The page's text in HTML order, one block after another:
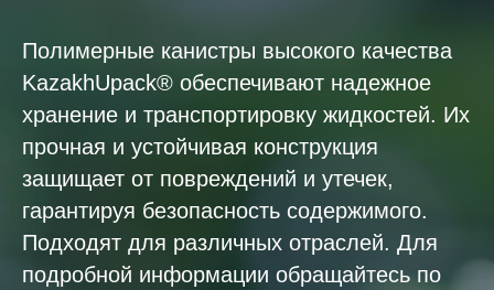
Полимерные канистры высокого качества
KazakhUpack® обеспечивают надежное
хранение и транспортировку жидкостей. Их
прочная и устойчивая конструкция
защищает от повреждений и утечек,
гарантируя безопасность содержимого.
Подходят для различных отраслей. Для
подробной информации обращайтесь по